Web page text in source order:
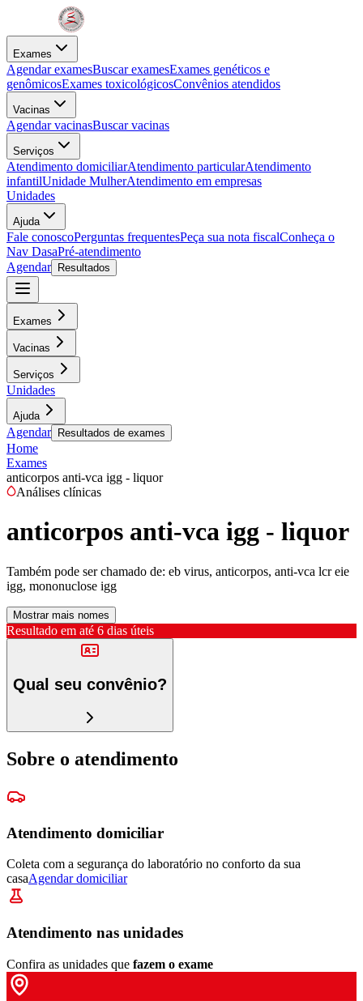
Exames
Agendar examesBuscar examesExames genéticos e
genômicosExames toxicológicosConvênios atendidos
Vacinas
Agendar vacinasBuscar vacinas
Serviços
Atendimento domiciliarAtendimento particularAtendimento
infantilUnidade MulherAtendimento em empresas
Unidades
Ajuda
Fale conoscoPerguntas frequentesPeça sua nota fiscalConheça o
Nav DasaPré-atendimento
Agendar
Resultados
Exames
Vacinas
Serviços
Unidades
Ajuda
Agendar Resultados de exames
Home
Exames
anticorpos anti-vca igg - liquor
Análises clínicas
anticorpos anti-vca igg - liquor
Também pode ser chamado de: eb virus, anticorpos, anti-vca lcr eie
igg, mononuclose igg
Mostrar mais nomes
Resultado em até 6 dias úteis
Qual seu convênio?
Sobre o atendimento
Atendimento domiciliar
Coleta com a segurança do laboratório no conforto da sua
casaAgendar domiciliar
Atendimento nas unidades
Confira as unidades que fazem o exame